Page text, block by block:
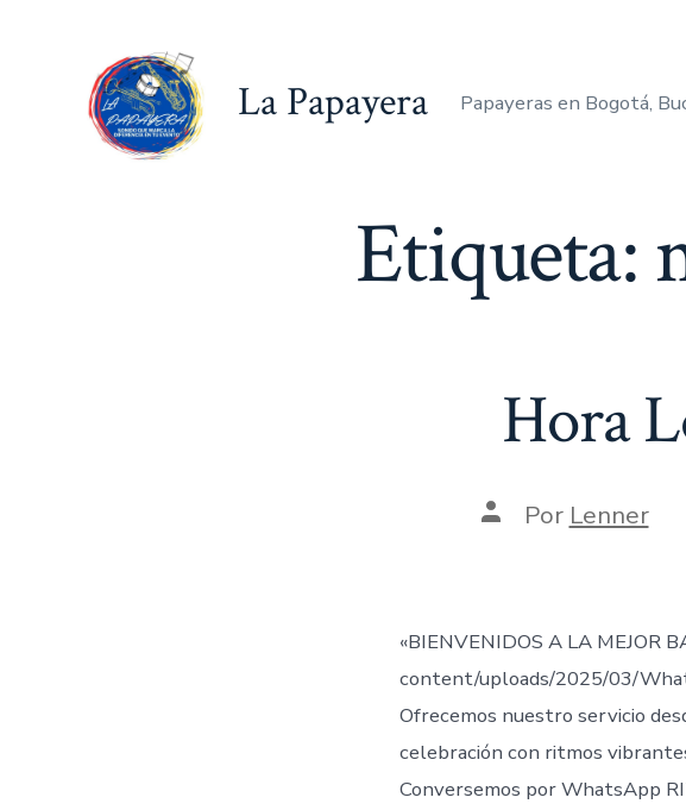
La Papayera Papayeras en Bogotá,
Etiqueta:
Hora
AutorPor Lenner
«BIENVENIDOS A LA MEJOR
content/uploads/2025/03/
Ofrecemos nuestro servicio
celebración con ritmos
Conversemos por WhatsApp